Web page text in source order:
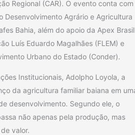
Regional (CAR). O evento conta com
Desenvolvimento Agrário e Agricultura
Bahia, além do apoio da Apex
Luís Eduardo Magalhães (FLEM) e
Urbano do Estado (Conder).
Institucionais, Adolpho Loyola, a
da agricultura familiar baiana em
desenvolvimento. Segundo ele, o
não apenas pela produção, mas
valor.